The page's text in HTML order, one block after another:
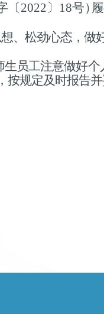
〔2022〕18号）
、松劲心态，做
生员工注意做好
规定及时报告并